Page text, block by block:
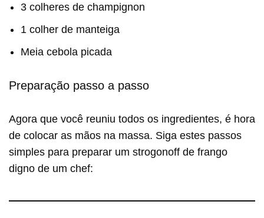
3 colheres de champignon
1 colher de manteiga
Meia cebola picada
Preparação passo a passo
Agora que você reuniu todos os ingredientes, é hora
de colocar as mãos na massa. Siga estes passos
simples para preparar um strogonoff de frango
digno de um chef: